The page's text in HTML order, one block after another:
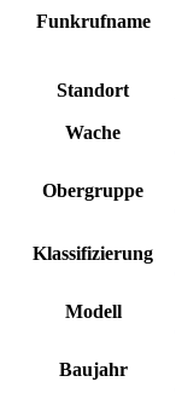
Funkrufname
Standort
Wache
Obergruppe
Klassifizierung
Modell
Baujahr